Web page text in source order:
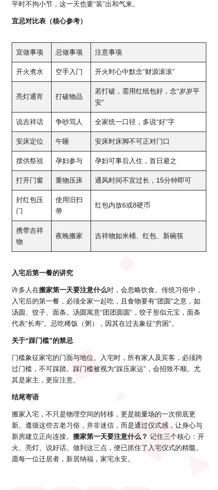
平时不拘小节，这一天也要“装”出和气来。
宜忌对比表（核心参考）
宜做事项 忌做事项 注意事项
开火煮水 空手入门 开火时心中默念“财源滚滚”
亮灯通宵 打破物品
若打破，需用红纸包好，念“岁岁平
安”
说吉祥话 争吵骂人 全家统一口径，多说“好”字
安床定位 午睡 安床时床脚不可正对门口
摆供祭祖 孕妇参与 孕妇可事后入住，首日避之
打开门窗 重物压床 通风时间不宜过长，15分钟即可
封红包压
门
使用旧扫
帚
红包内放6或8硬币
携带吉祥
物
夜晚搬家 吉祥物如米桶、红包、新碗筷
入宅后第一餐的讲究
许多人在搬家第一天要注意什么时，会忽略饮食。传统习俗中，
入宅后的第一餐，必须全家一起吃，且食物要有“团圆”之意，如
汤圆、饺子、面条。汤圆寓意“团团圆圆”，饺子形似元宝，面条
代表“长寿”。忌吃稀饭（粥），因其在过去象征“穷困”。
关于“踩门槛”的禁忌
门槛象征家宅的门面与地位。入宅时，所有家人及宾客，必须跨
过门槛，不可踩踏。踩门槛被视为“踩压家运”，会招致不顺。尤
其是家主，更应注意。
结尾寄语
搬家入宅，不只是物理空间的转移，更是能量场的一次彻底更
新。遵循这些古老习俗，并非迷信，而是通过仪式感，让身心与
新房建立正向连接。 搬家第一天要注意什么？ 记住三个核心：开
火、亮灯、说好话。做到这三点，便已抓住了入宅仪式的精髓。
愿每一位迁居者，新居纳福，家宅永安。